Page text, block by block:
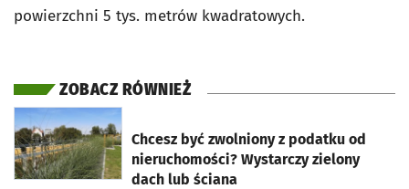
powierzchni 5 tys. metrów kwadratowych.
ZOBACZ RÓWNIEŻ
Chcesz być zwolniony z podatku od
nieruchomości? Wystarczy zielony
dach lub ściana
otworzy się w nowej karcie